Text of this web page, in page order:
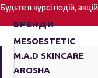
БРЕНДИ
MESOESTETIC
M.A.D SKINCARE
AROSHA
Будьте в курсі подій,